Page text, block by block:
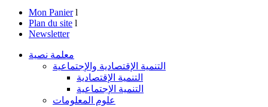
Mon Panier l
Plan du site l
Newsletter
معلمة نصية
التنمية الإقتصادية والإجتماعية
التنمية الإقتصادية
التنمية الإجتماعية
علوم المعلومات